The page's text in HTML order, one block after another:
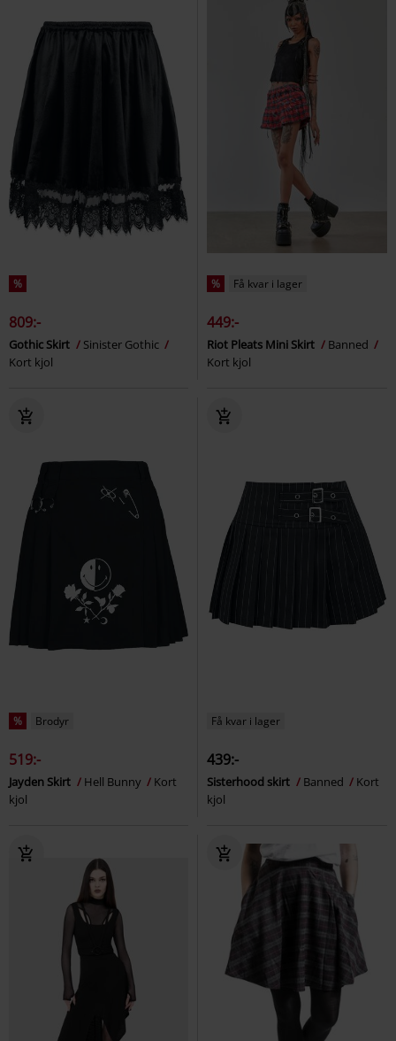
%
809:-
Gothic Skirt
Sinister Gothic
Kort kjol
% Få kvar i lager
449:-
Riot Pleats Mini Skirt
Banned
Kort kjol
% Brodyr
519:-
Jayden Skirt Hell Bunny
Kort
kjol
Få kvar i lager
439:-
Sisterhood skirt Banned
Kort
kjol